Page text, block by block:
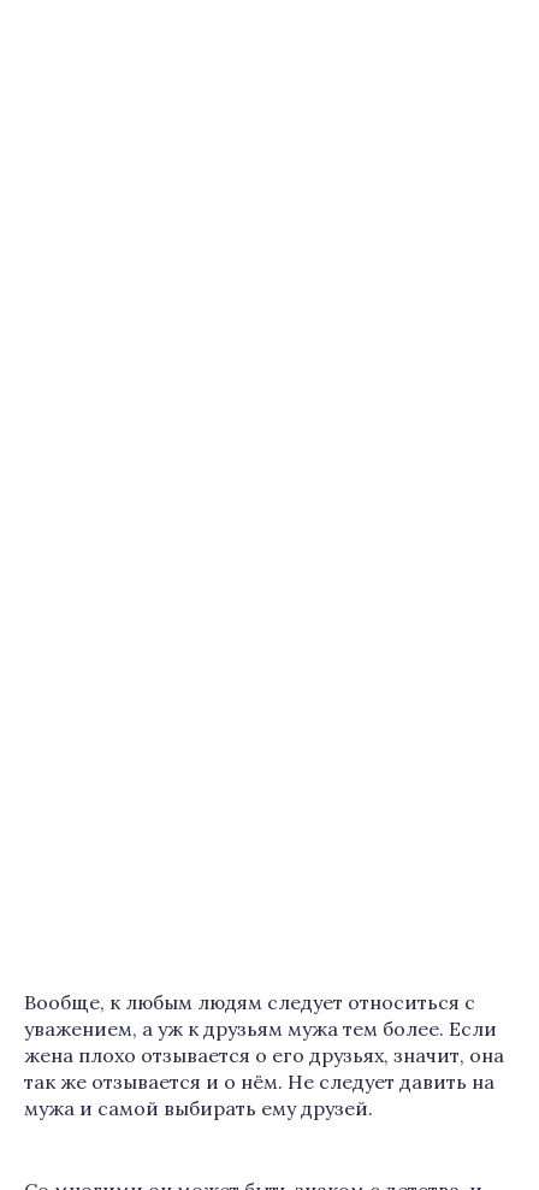
Вообще, к любым людям следует относиться с
уважением, а уж к друзьям мужа тем более. Если
жена плохо отзывается о его друзьях, значит, она
так же отзывается и о нём. Не следует давить на
мужа и самой выбирать ему друзей.